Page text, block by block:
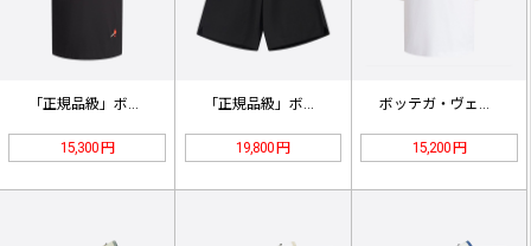
「正規品級」ボッテガ・ヴェネタの刺繍…
15,300 円
「正規品級」ボッテガ・ヴェネタ ケー…
19,800 円
ボッテガ・ヴェネタ グリンガム ポケ…
15,200 円